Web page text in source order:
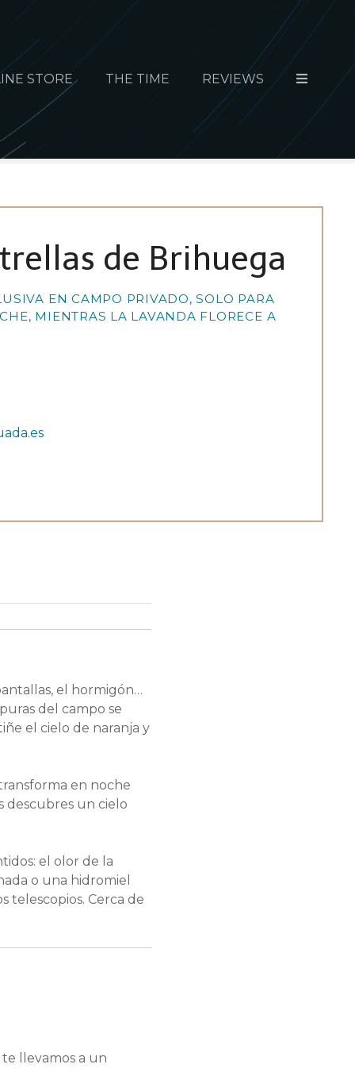
STORE THE TIME REVIEWS
de Brihuega
EN CAMPO PRIVADO, SOLO PARA
MIENTRAS LA LAVANDA FLORECE A
el hormigón…
del campo se
el cielo de naranja y
en noche
descubres un cielo
el olor de la
o una hidromiel
telescopios. Cerca de
llevamos a un